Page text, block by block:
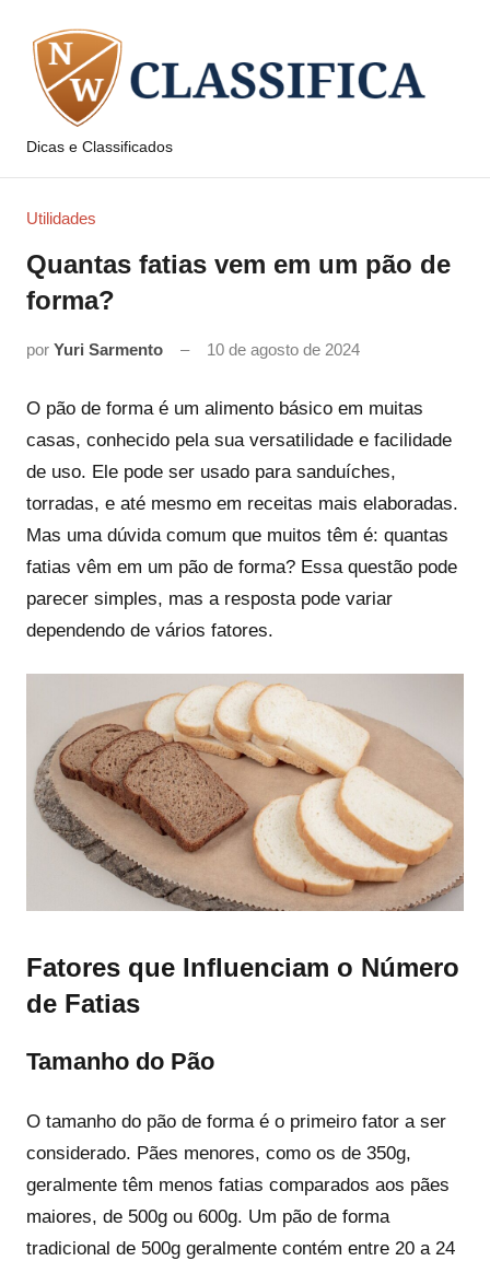
para
conteúdo
Dicas e Classificados
Utilidades
Quantas fatias vem em um pão de
forma?
por Yuri Sarmento 10 de agosto de 2024
O pão de forma é um alimento básico em muitas
casas, conhecido pela sua versatilidade e facilidade
de uso. Ele pode ser usado para sanduíches,
torradas, e até mesmo em receitas mais elaboradas.
Mas uma dúvida comum que muitos têm é: quantas
fatias vêm em um pão de forma? Essa questão pode
parecer simples, mas a resposta pode variar
dependendo de vários fatores.
Fatores que Influenciam o Número
de Fatias
Tamanho do Pão
O tamanho do pão de forma é o primeiro fator a ser
considerado. Pães menores, como os de 350g,
geralmente têm menos fatias comparados aos pães
maiores, de 500g ou 600g. Um pão de forma
tradicional de 500g geralmente contém entre 20 a 24